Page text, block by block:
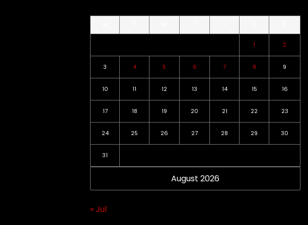
August 2026
1 2
3 4 5 6 7 8 9
10 11 12 13 14 15 16
17 18 19 20 21 22 23
24 25 26 27 28 29 30
31
« Jul